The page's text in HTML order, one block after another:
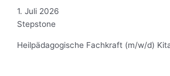
1. Juli 2026
Stepstone
Heilpädagogische Fachkraft (m/w/d)